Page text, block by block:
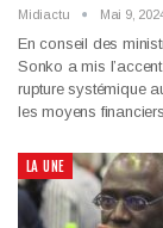
Midiactu Mai 9,
En conseil des
Sonko a mis
rupture systémique
les moyens
LA UNE